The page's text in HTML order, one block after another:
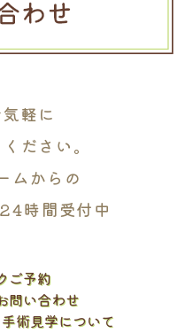
軽に
ださい。
ムからの
時間受付中
ご予約
問い合わせ
術見学について